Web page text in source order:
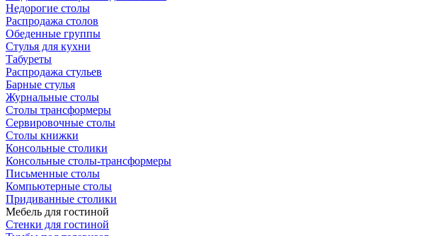
Недорогие столы
Распродажа столов
Обеденные группы
Стулья для кухни
Табуреты
Распродажа стульев
Барные стулья
Журнальные столы
Столы трансформеры
Сервировочные столы
Столы книжки
Консольные столики
Консольные столы-трансформеры
Письменные столы
Компьютерные столы
Придиванные столики
Мебель для гостиной
Стенки для гостиной